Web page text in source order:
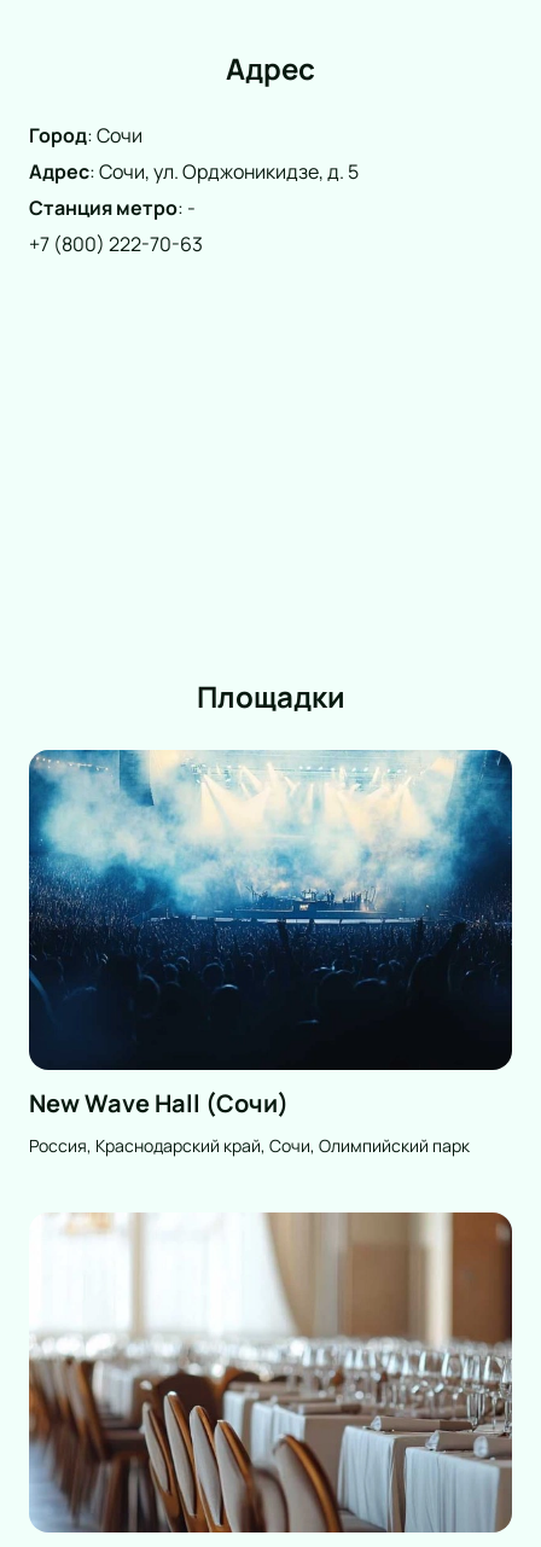
Адрес
Город:Сочи
Адрес:Сочи, ул. Орджоникидзе, д. 5
Станция метро: -
+7 (800) 222-70-63
Площадки
New Wave Hall (Сочи)
Россия, Краснодарский край, Сочи, Олимпийский парк